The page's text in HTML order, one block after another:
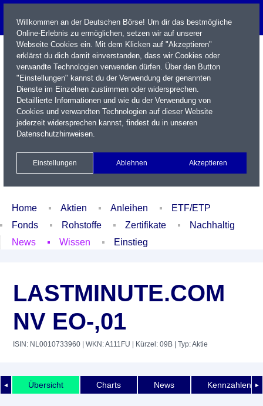
Name / WKN / ISIN / Kürzel
Xetra Realtime
Watchlist Portfolio Login
Home Aktien Anleihen
ETF/ETP
Fonds
Rohstoffe Zertifikate
Nachhaltig
News
Wissen Einstieg
LASTMINUTE.COM
NV EO-,01
ISIN: NL0010733960 | WKN: A111FU | Kürzel: 09B | Typ: Aktie
◄ ►
Übersicht Charts News Kennzahlen
Willkommen an der Deutschen Börse! Um dir das bestmögliche
Online-Erlebnis zu ermöglichen, setzen wir auf unserer
Webseite Cookies ein. Mit dem Klicken auf "Akzeptieren"
erklärst du dich damit einverstanden, dass wir Cookies oder
verwandte Technologien verwenden dürfen. Über den Button
"Einstellungen" kannst du der Verwendung der genannten
Dienste im Einzelnen zustimmen oder widersprechen.
Detaillierte Informationen und wie du der Verwendung von
Cookies und verwandten Technologien auf dieser Website
jederzeit widersprechen kannst, findest du in unseren
Datenschutzhinweisen.
Einstellungen Ablehnen Akzeptieren